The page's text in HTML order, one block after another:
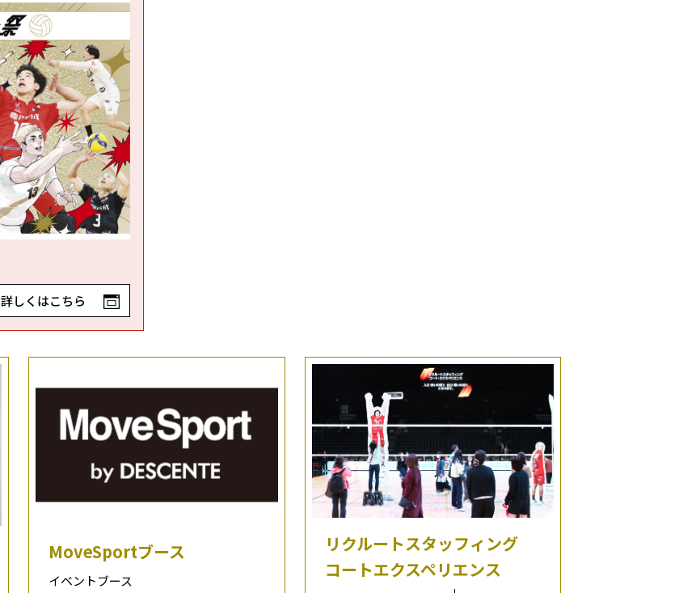
詳しくはこちら
MoveSportブース
イベントブース
リクルートスタッフィング
コートエクスペリエンス